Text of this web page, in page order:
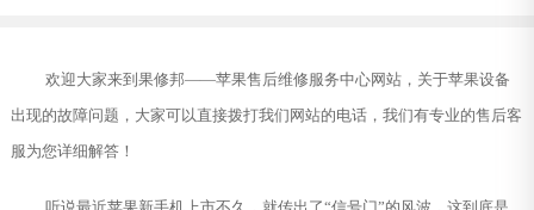
欢迎大家来到果修邦——苹果售后维修服务中心网站，关于苹果设备
出现的故障问题，大家可以直接拨打我们网站的电话，我们有专业的售后客
服为您详细解答！